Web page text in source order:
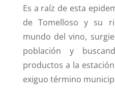
Es a raíz de esta
de Tomelloso y su
mundo del vino,
población y
productos a la
exiguo término